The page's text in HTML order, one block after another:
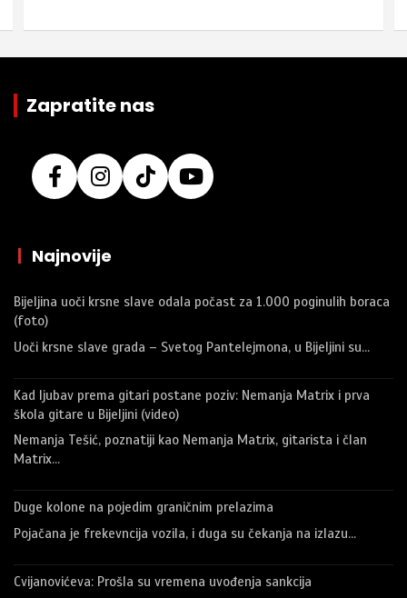
Zapratite nas
| Najnovije
Bijeljina uoči krsne slave odala počast za 1.000 poginulih boraca
(foto)
Uoči krsne slave grada – Svetog Pantelejmona, u Bijeljini su…
Kad ljubav prema gitari postane poziv: Nemanja Matrix i prva
škola gitare u Bijeljini (video)
Nemanja Tešić, poznatiji kao Nemanja Matrix, gitarista i član
Matrix…
Duge kolone na pojedim graničnim prelazima
Pojačana je frekevncija vozila, i duga su čekanja na izlazu…
Cvijanovićeva: Prošla su vremena uvođenja sankcija